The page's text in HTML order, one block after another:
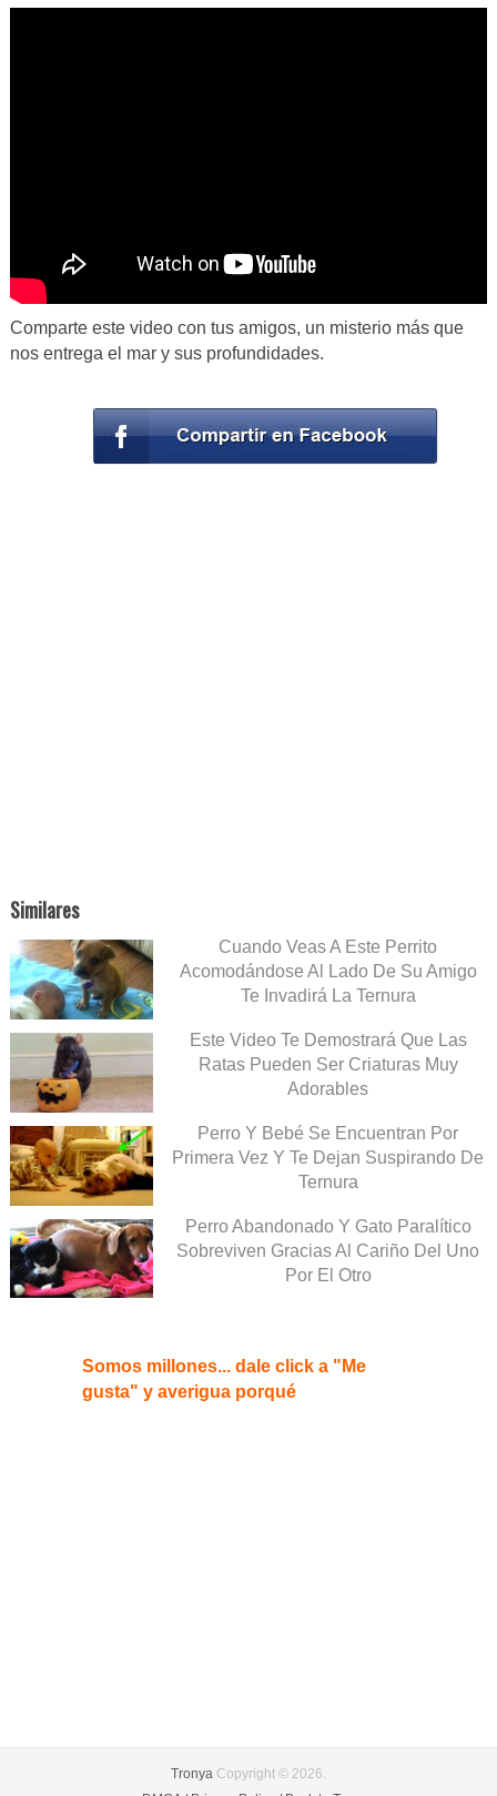
Comparte este video con tus amigos, un misterio más que
nos entrega el mar y sus profundidades.
Similares
Cuando Veas A Este Perrito
Acomodándose Al Lado De Su Amigo
Te Invadirá La Ternura
Este Video Te Demostrará Que Las
Ratas Pueden Ser Criaturas Muy
Adorables
Perro Y Bebé Se Encuentran Por
Primera Vez Y Te Dejan Suspirando De
Ternura
Perro Abandonado Y Gato Paralítico
Sobreviven Gracias Al Cariño Del Uno
Por El Otro
Somos millones... dale click a "Me
gusta" y averigua porqué
TronyaCopyright © 2026.